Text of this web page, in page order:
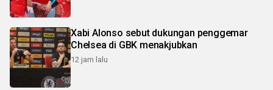
Xabi Alonso sebut dukungan penggemar
Chelsea di GBK menakjubkan
12 jam lalu